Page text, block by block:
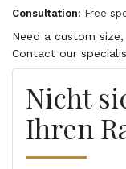
Consultation: Free
Need a custom
Contact our
Nicht
Ihren